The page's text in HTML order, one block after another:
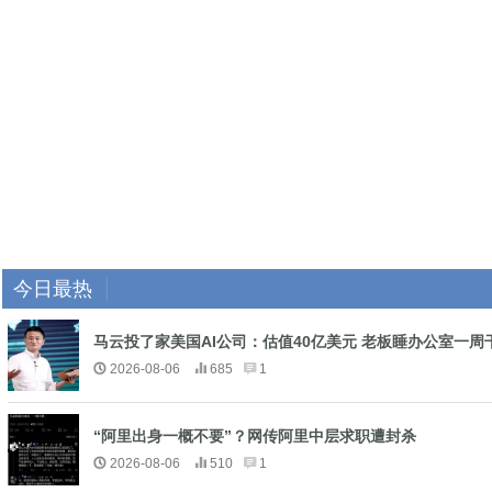
今日最热
马云投了家美国AI公司：估值40亿美元 老板睡办公室一周
2026-08-06 685 1
“阿里出身一概不要”？网传阿里中层求职遭封杀
2026-08-06 510 1